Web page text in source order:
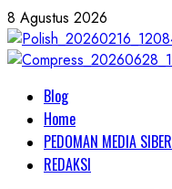
Skip
to
content
8 Agustus 2026
Primary
Menu
Blog
Home
PEDOMAN MEDIA SIBER
REDAKSI